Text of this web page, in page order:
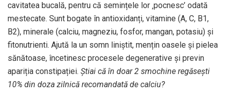
cavitatea bucală, pentru că semințele lor ‚pocnesc’ odată
mestecate. Sunt bogate în antioxidanți, vitamine (A, C, B1,
B2), minerale (calciu, magneziu, fosfor, mangan, potasiu) și
fitonutrienti. Ajută la un somn liniștit, mențin oasele și pielea
sănătoase, încetinesc procesele degenerative și previn
apariția constipației. Știai că în doar 2 smochine regăsești
10% din doza zilnică recomandată de calciu?